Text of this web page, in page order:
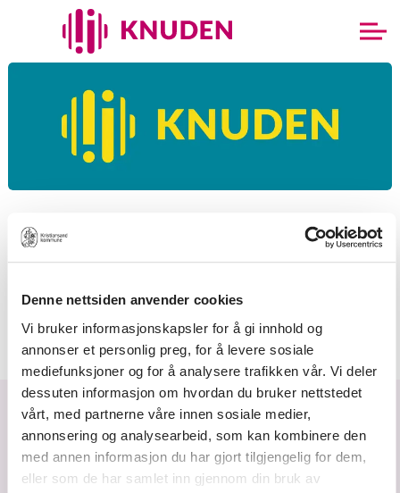
Denne nettsiden anvender cookies
Vi bruker informasjonskapsler for å gi innhold og
annonser et personlig preg, for å levere sosiale
mediefunksjoner og for å analysere trafikken vår. Vi deler
dessuten informasjon om hvordan du bruker nettstedet
vårt, med partnerne våre innen sosiale medier,
annonsering og analysearbeid, som kan kombinere den
med annen informasjon du har gjort tilgjengelig for dem,
eller som de har samlet inn gjennom din bruk av
23.09.2026 kl. 19:00
Huskonsert
Huskonsert med Knudens musikkelever. Denne konserten
passer fint for familie og venner i alle aldre. Gratis inngang.
Forside Arrangementer